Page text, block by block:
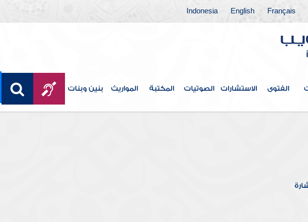
Français
English
Indonesia
الفتوى الاستشارات الصوتيات المكتبة المواريث بنين وبنات